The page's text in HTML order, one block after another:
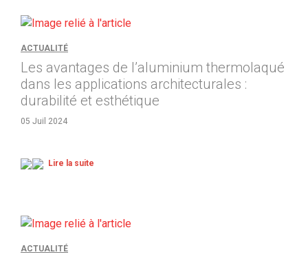
ACTUALITÉ
Les avantages de l’aluminium thermolaqué
dans les applications architecturales :
durabilité et esthétique
05 Juil 2024
Lire la suite
ACTUALITÉ